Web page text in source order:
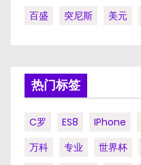
百盛
突尼斯 美元
热门标签
C罗 ES8 IPhone
万科
专业 世界杯